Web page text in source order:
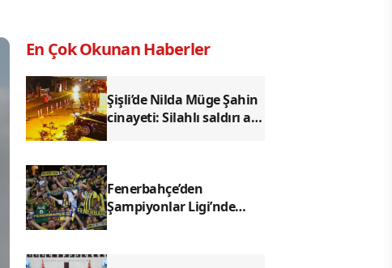
En Çok Okunan Haberler
Şişli’de Nilda Müge Şahin
cinayeti: Silahlı saldırı anı
Fenerbahçe’den
Şampiyonlar Ligi’nde